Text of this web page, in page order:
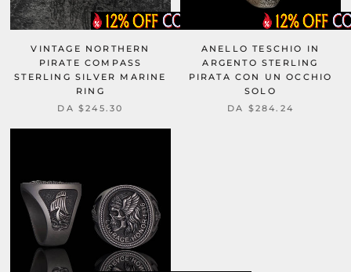
VINTAGE NORTHERN
PIRATE COMPASS
STERLING SILVER MARINE
RING
DA$245.30
ANELLO TESCHIO IN
ARGENTO STERLING
PIRATA CON UN OCCHIO
SOLO
DA $284.24